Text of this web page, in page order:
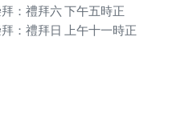
：禮拜六 下午五時正
：禮拜日 上午十一時正